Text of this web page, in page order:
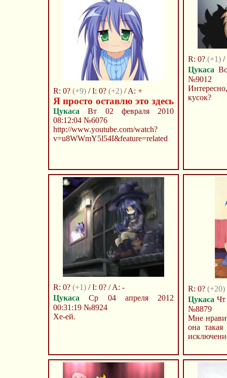
R: 0? (+9) / I: 0? (+2) / A: +
Я просто оставлю это здесь
Цукаса Вт 02 февраля 2010
08:12:04 №6076
http://www.youtube.com/watch?
v=u8WWmY5l54I&feature=related
R: 0? (+1) /
Цукаса
№9012
кусок?
R: 0? (+1) / I: 0? / A: -
Цукаса Ср 04 апреля 2012
00:31:19 №8924
Хе-ей.
R: 0? (+20)
Цукаса Чт
№8879
Мне
она